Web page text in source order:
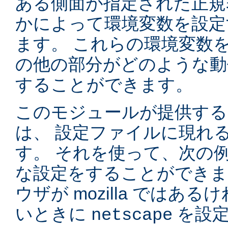
かによって環境変数を設
ます。 これらの環境変数
の他の部分がどのような
することができます。
このモジュールが提供す
は、 設定ファイルに現れ
す。 それを使って、次の
な設定をすることができ
ウザが mozilla ではある
いときに netscape を設